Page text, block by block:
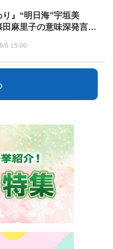
り』“明日海”宇垣美
田麻里子の意味深発言に
6 15:00